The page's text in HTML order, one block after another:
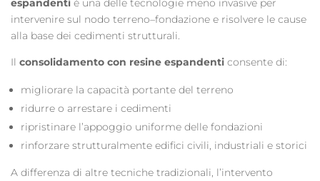
espandenti è una delle tecnologie meno invasive per
intervenire sul nodo terreno–fondazione e risolvere le cause
alla base dei cedimenti strutturali.
Il consolidamento con resine espandenti consente di:
migliorare la capacità portante del terreno
ridurre o arrestare i cedimenti
ripristinare l’appoggio uniforme delle fondazioni
rinforzare strutturalmente edifici civili, industriali e storici
A differenza di altre tecniche tradizionali, l’intervento